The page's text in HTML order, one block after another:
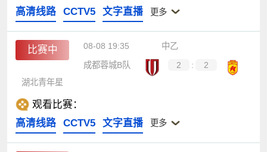
高清线路
CCTV5 文字直播 更多
比赛中 08-08 19:35
中乙
成都蓉城B队
2 :
2
湖北青年星
观看比赛：
高清线路
CCTV5 文字直播 更多